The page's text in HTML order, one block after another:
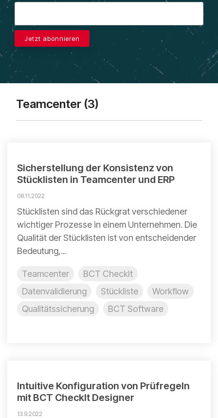
anwendungsbezogenem
Wissen
und
digitalen
Prozessen
direkt in Ihr
unsere
Teamcenter (3)
Sicherstellung der Konsistenz von
Stücklisten in Teamcenter und ERP
08.11.2022
Stücklisten sind das Rückgrat verschiedener
wichtiger Prozesse in einem Unternehmen. Die
Qualität der Stücklisten ist von entscheidender
Bedeutung,...
Teamcenter
BCT CheckIt
Datenvalidierung
Stückliste
Workflow
Qualitätssicherung
BCT Software
Intuitive Konfiguration von Prüfregeln
mit BCT CheckIt Designer
13.9.2022